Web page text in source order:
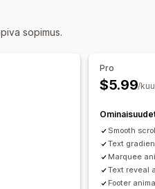
sopimus.
Pro
$5.99/
Smooth
Text
Marquee
Text reveal
Footer